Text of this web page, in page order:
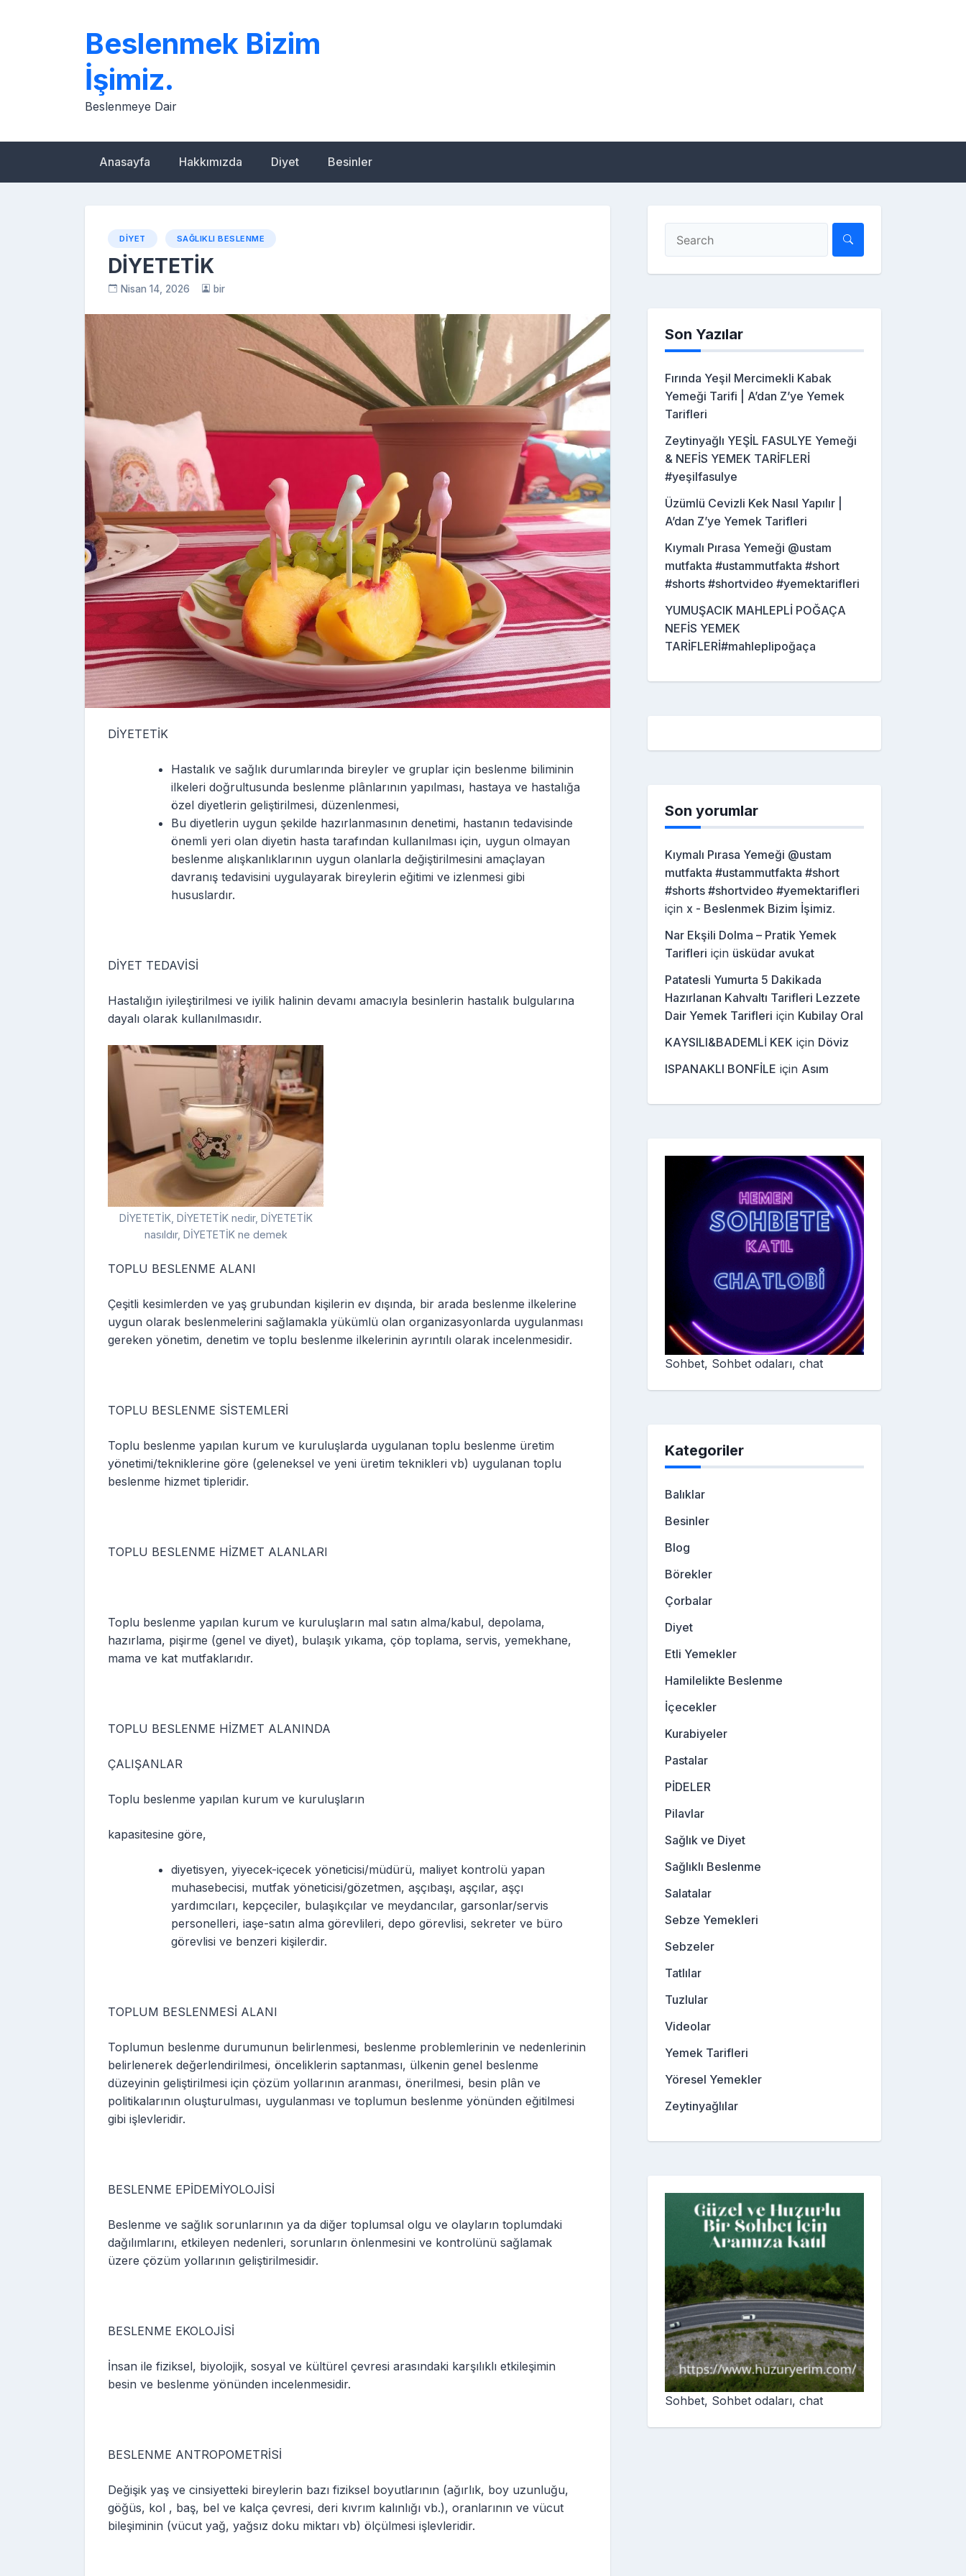
Beslenmek Bizim
İşimiz.
Beslenmeye Dair
Anasayfa Hakkımızda Diyet Besinler
DIYET SAĞLIKLI BESLENME
DİYETETİK
Nisan 14, 2026 bir
DİYETETİK
Hastalık ve sağlık durumlarında bireyler ve gruplar için beslenme biliminin
ilkeleri doğrultusunda beslenme plânlarının yapılması, hastaya ve hastalığa
özel diyetlerin geliştirilmesi, düzenlenmesi,
Bu diyetlerin uygun şekilde hazırlanmasının denetimi, hastanın tedavisinde
önemli yeri olan diyetin hasta tarafından kullanılması için, uygun olmayan
beslenme alışkanlıklarının uygun olanlarla değiştirilmesini amaçlayan
davranış tedavisini uygulayarak bireylerin eğitimi ve izlenmesi gibi
hususlardır.
DİYET TEDAVİSİ
Hastalığın iyileştirilmesi ve iyilik halinin devamı amacıyla besinlerin hastalık bulgularına
dayalı olarak kullanılmasıdır.
DİYETETİK, DİYETETİK nedir, DİYETETİK
nasıldır, DİYETETİK ne demek
TOPLU BESLENME ALANI
Çeşitli kesimlerden ve yaş grubundan kişilerin ev dışında, bir arada beslenme ilkelerine
uygun olarak beslenmelerini sağlamakla yükümlü olan organizasyonlarda uygulanması
gereken yönetim, denetim ve toplu beslenme ilkelerinin ayrıntılı olarak incelenmesidir.
TOPLU BESLENME SİSTEMLERİ
Toplu beslenme yapılan kurum ve kuruluşlarda uygulanan toplu beslenme üretim
yönetimi/tekniklerine göre (geleneksel ve yeni üretim teknikleri vb) uygulanan toplu
beslenme hizmet tipleridir.
TOPLU BESLENME HİZMET ALANLARI
Toplu beslenme yapılan kurum ve kuruluşların mal satın alma/kabul, depolama,
hazırlama, pişirme (genel ve diyet), bulaşık yıkama, çöp toplama, servis, yemekhane,
mama ve kat mutfaklarıdır.
TOPLU BESLENME HİZMET ALANINDA
ÇALIŞANLAR
Toplu beslenme yapılan kurum ve kuruluşların
kapasitesine göre,
diyetisyen, yiyecek-içecek yöneticisi/müdürü, maliyet kontrolü yapan
muhasebecisi, mutfak yöneticisi/gözetmen, aşçıbaşı, aşçılar, aşçı
yardımcıları, kepçeciler, bulaşıkçılar ve meydancılar, garsonlar/servis
personelleri, iaşe-satın alma görevlileri, depo görevlisi, sekreter ve büro
görevlisi ve benzeri kişilerdir.
TOPLUM BESLENMESİ ALANI
Toplumun beslenme durumunun belirlenmesi, beslenme problemlerinin ve nedenlerinin
belirlenerek değerlendirilmesi, önceliklerin saptanması, ülkenin genel beslenme
düzeyinin geliştirilmesi için çözüm yollarının aranması, önerilmesi, besin plân ve
politikalarının oluşturulması, uygulanması ve toplumun beslenme yönünden eğitilmesi
gibi işlevleridir.
BESLENME EPİDEMİYOLOJİSİ
Beslenme ve sağlık sorunlarının ya da diğer toplumsal olgu ve olayların toplumdaki
dağılımlarını, etkileyen nedenleri, sorunların önlenmesini ve kontrolünü sağlamak
üzere çözüm yollarının geliştirilmesidir.
BESLENME EKOLOJİSİ
İnsan ile fiziksel, biyolojik, sosyal ve kültürel çevresi arasındaki karşılıklı etkileşimin
besin ve beslenme yönünden incelenmesidir.
BESLENME ANTROPOMETRİSİ
Değişik yaş ve cinsiyetteki bireylerin bazı fiziksel boyutlarının (ağırlık, boy uzunluğu,
göğüs, kol , baş, bel ve kalça çevresi, deri kıvrım kalınlığı vb.), oranlarının ve vücut
bileşiminin (vücut yağ, yağsız doku miktarı vb) ölçülmesi işlevleridir.
Son Yazılar
Fırında Yeşil Mercimekli Kabak
Yemeği Tarifi | A’dan Z’ye Yemek
Tarifleri
Zeytinyağlı YEŞİL FASULYE Yemeği
& NEFİS YEMEK TARİFLERİ
#yeşilfasulye
Üzümlü Cevizli Kek Nasıl Yapılır |
A’dan Z’ye Yemek Tarifleri
Kıymalı Pırasa Yemeği @ustam
mutfakta #ustammutfakta #short
#shorts #shortvideo #yemektarifleri
YUMUŞACIK MAHLEPLİ POĞAÇA
NEFİS YEMEK
TARİFLERİ#mahleplipoğaça
Son yorumlar
Kıymalı Pırasa Yemeği @ustam
mutfakta #ustammutfakta #short
#shorts #shortvideo #yemektarifleri
için x - Beslenmek Bizim İşimiz.
Nar Ekşili Dolma – Pratik Yemek
Tarifleri için üsküdar avukat
Patatesli Yumurta 5 Dakikada
Hazırlanan Kahvaltı Tarifleri Lezzete
Dair Yemek Tarifleri için Kubilay Oral
KAYSILI&BADEMLİ KEK için Döviz
ISPANAKLI BONFİLE için Asım
Sohbet, Sohbet odaları, chat
Kategoriler
Balıklar
Besinler
Blog
Börekler
Çorbalar
Diyet
Etli Yemekler
Hamilelikte Beslenme
İçecekler
Kurabiyeler
Pastalar
PİDELER
Pilavlar
Sağlık ve Diyet
Sağlıklı Beslenme
Salatalar
Sebze Yemekleri
Sebzeler
Tatlılar
Tuzlular
Videolar
Yemek Tarifleri
Yöresel Yemekler
Zeytinyağlılar
Sohbet, Sohbet odaları, chat